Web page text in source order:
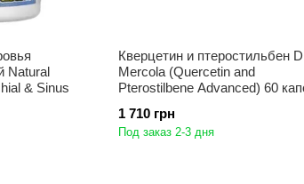
Natural
& Sinus
Кверцетин и птеростильбен
Mercola (Quercetin and
Pterostilbene Advanced) 60
1 710 грн
Под заказ 2-3 дня